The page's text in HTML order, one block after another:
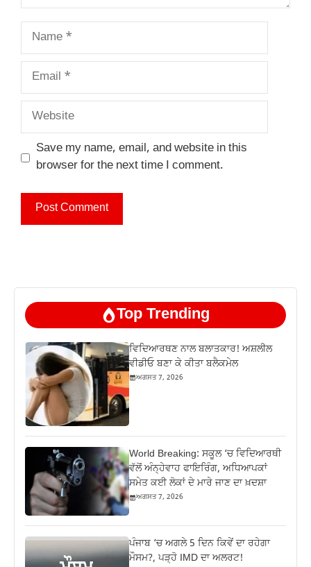
Name
Email
Website
Save my name, email, and website in this
browser for the next time I comment.
Top Trending
ਵਿਦਿਆਰਥਣ ਨਾਲ ਬਲਾਤਕਾਰ! ਅਸ਼ਲੀਲ
ਵੀਡੀਓ ਬਣਾ ਕੇ ਕੀਤਾ ਬਲੈਕਮੇਲ
ਅਗਸਤ 7, 2026
World Breaking: ਸਕੂਲ ‘ਚ ਵਿਦਿਆਰਥੀ
ਵੱਲੋਂ ਅੰਨ੍ਹੇਵਾਹ ਫਾਇਰਿੰਗ, ਅਧਿਆਪਕਾਂ
ਸਮੇਤ ਕਈ ਲੋਕਾਂ ਦੇ ਮਾਰੇ ਜਾਣ ਦਾ ਖ਼ਦਸ਼ਾ
ਅਗਸਤ 7, 2026
ਪੰਜਾਬ ‘ਚ ਅਗਲੇ 5 ਦਿਨ ਕਿਵੇਂ ਦਾ ਰਹੇਗਾ
ਮੌਸਮ?, ਪੜ੍ਹੋ IMD ਦਾ ਅਲਰਟ!